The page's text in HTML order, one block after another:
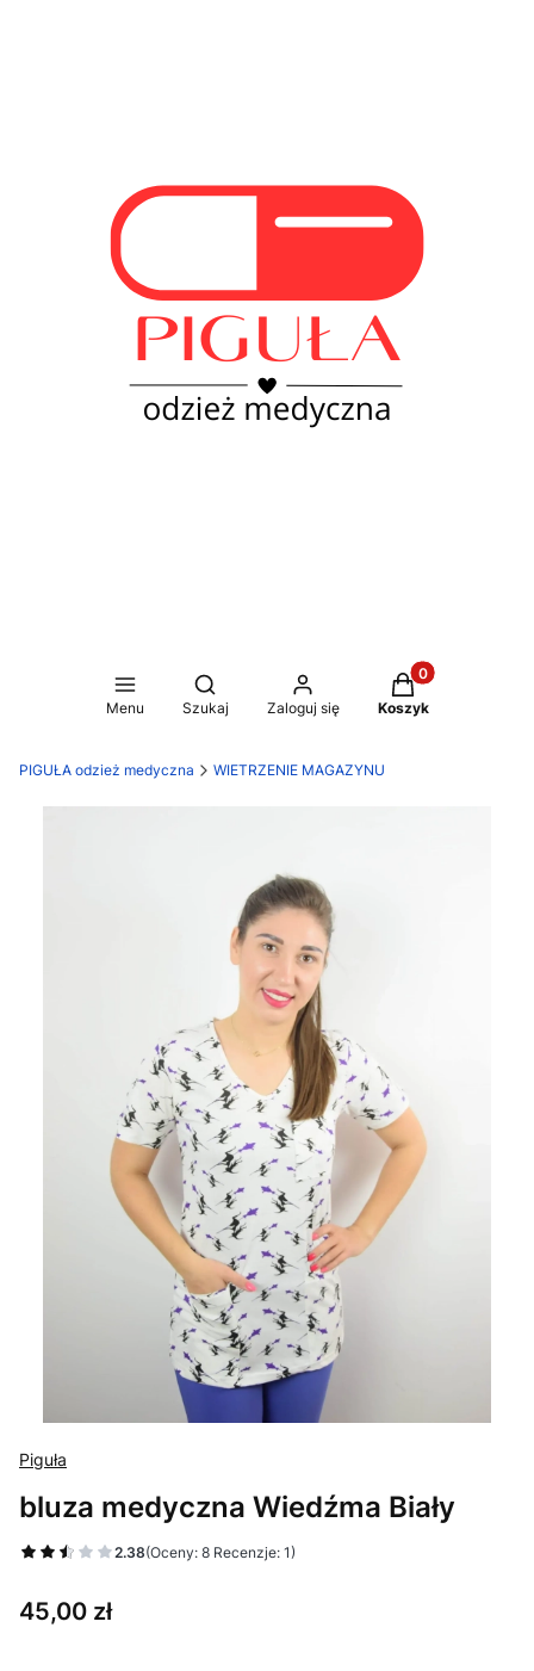
Menu
Otwórz wyszukiwarkę
Szukaj Zaloguj się
Produkty w
Koszyk
PIGUŁA odzież medyczna WIETRZENIE MAGAZYNU
Piguła
bluza medyczna Wiedźma Biały
2.38(Oceny: 8 Recenzje: 1)
Cena
45,00 zł